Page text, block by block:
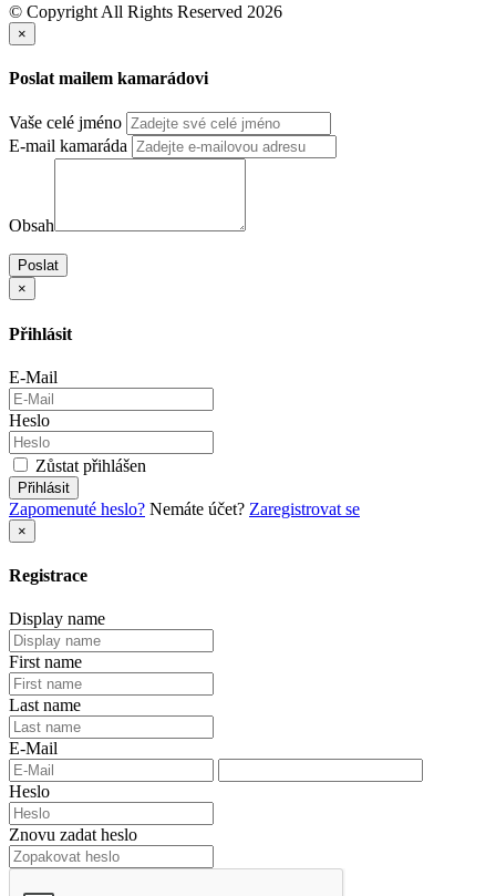
© Copyright All Rights Reserved 2026
×
Poslat mailem kamarádovi
Vaše celé jméno
E-mail kamaráda
Obsah
Poslat
×
Přihlásit
E-Mail
Heslo
Zůstat přihlášen
Přihlásit
Zapomenuté heslo? Nemáte účet? Zaregistrovat se
×
Registrace
Display name
First name
Last name
E-Mail
Heslo
Znovu zadat heslo